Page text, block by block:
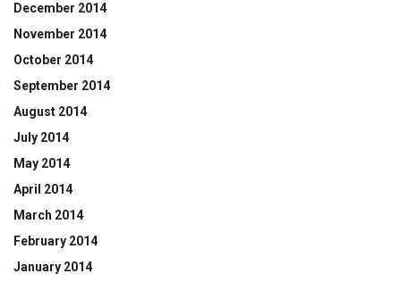
December 2014
November 2014
October 2014
September 2014
August 2014
July 2014
May 2014
April 2014
March 2014
February 2014
January 2014